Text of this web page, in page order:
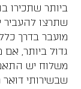
ביותר שתכירו
שתרצו להעביר
מועבר בדרך
גדול ביותר,
משלוח יש